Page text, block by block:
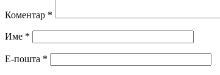
Коментар *
Име *
Е-пошта *